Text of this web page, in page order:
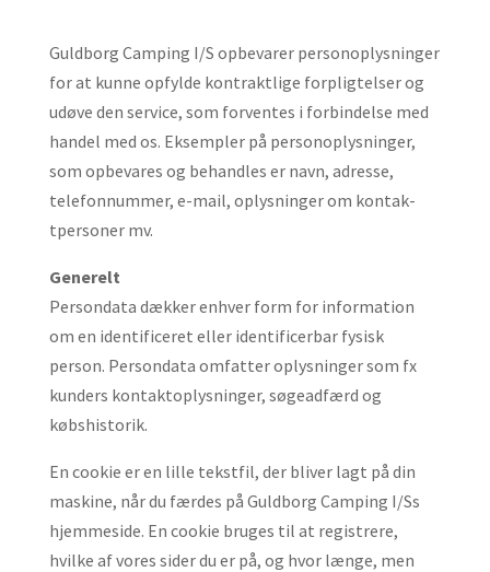
Guldborg Camping I/S opbevarer personoplysninger
for at kunne opfylde kontraktlige forpligtelser og
udøve den service, som forventes i forbindelse med
handel med os. Eksempler på person­oplys­ninger,
som opbevares og behandles er navn, adresse,
telefon­nummer, e-mail, oplysninger om kontak­
tpersoner mv.
Generelt
Persondata dækker enhver form for information
om en identificeret eller identificerbar fysisk
person. Persondata omfatter oplysninger som fx
kunders kontaktoplysninger, søgeadfærd og
købshistorik.
En cookie er en lille tekstfil, der bliver lagt på din
maskine, når du færdes på Guldborg Camping I/Ss
hjem­me­­side. En cookie bruges til at registrere,
hvilke af vores sider du er på, og hvor længe, men